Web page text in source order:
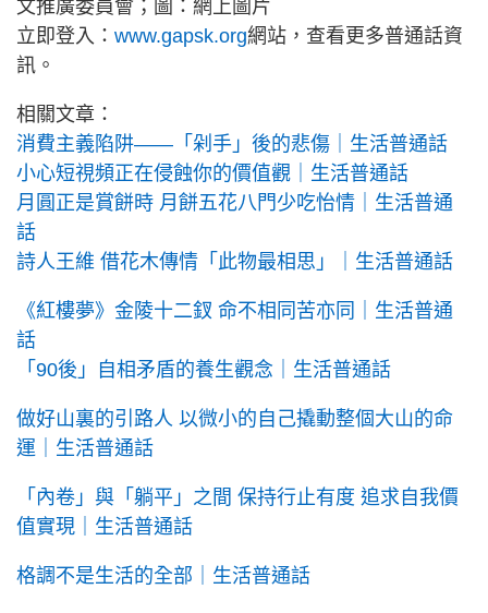
文推廣委員會；圖：網上圖片
立即登入： www.gapsk.org網站，查看更多普通話資
訊。
相關文章：
消費主義陷阱——「剁手」後的悲傷｜生活普通話
小心短視頻正在侵蝕你的價值觀｜生活普通話
月圓正是賞餅時 月餅五花八門少吃怡情｜生活普通
話
詩人王維 借花木傳情「此物最相思」｜生活普通話
《紅樓夢》金陵十二釵 命不相同苦亦同｜生活普通
話
「90後」自相矛盾的養生觀念｜生活普通話
做好山裏的引路人 以微小的自己撬動整個大山的命
運｜生活普通話
「內卷」與「躺平」之間 保持行止有度 追求自我價
值實現｜生活普通話
格調不是生活的全部｜生活普通話